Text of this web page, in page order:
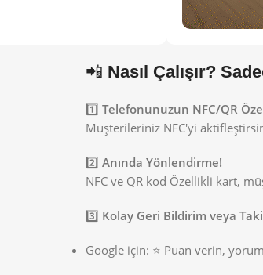
📲 Nasıl Çalışır?
1️⃣ Telefonunuzun NFC/QR
Müşterileriniz NFC'yi
2️⃣ Anında Yönlendirme!
NFC ve QR kod Özellikli kart,
3️⃣ Kolay Geri Bildirim veya
Google için: ⭐ Puan verin,